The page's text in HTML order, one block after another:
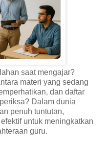
saat mengajar?
materi yang sedang
dan daftar
Dalam dunia
penuh tuntutan,
untuk meningkatkan
guru.